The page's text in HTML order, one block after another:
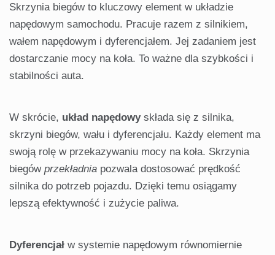
Skrzynia biegów to kluczowy element w układzie
napędowym samochodu. Pracuje razem z silnikiem,
wałem napędowym i dyferencjałem. Jej zadaniem jest
dostarczanie mocy na koła. To ważne dla szybkości i
stabilności auta.
W skrócie, układ napędowyskłada się z silnika,
skrzyni biegów, wału i dyferencjału. Każdy element ma
swoją rolę w przekazywaniu mocy na koła. Skrzynia
biegów przekładnia pozwala dostosować prędkość
silnika do potrzeb pojazdu. Dzięki temu osiągamy
lepszą efektywność i zużycie paliwa.
Dyferencjał w systemie napędowym równomiernie